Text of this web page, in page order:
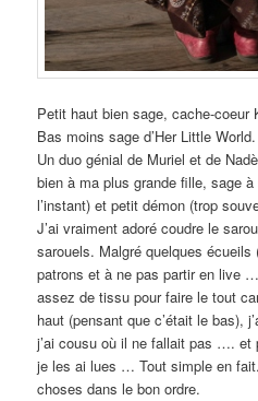
Petit haut bien sage, cache-coeur
Bas moins sage d’Her Little World.
Un duo génial de Muriel et de
bien à ma plus grande fille, sage
l’instant) et petit démon (trop
J’ai vraiment adoré coudre le
sarouels. Malgré quelques écueils
patrons et à ne pas partir en live
assez de tissu pour faire le tout
haut (pensant que c’était le bas),
j’ai cousu où il ne fallait pas …. et
je les ai lues … Tout simple en
choses dans le bon ordre.